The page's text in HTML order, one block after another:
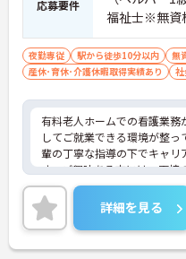
応募要件
福祉士※無資
夜勤専従 駅から徒歩10分以内 無
産休･育休･介護休暇取得実績あり
有料老人ホームでの看護業務
してご就業できる環境が整
輩の丁寧な指導の下でキャリ
す。ご興味ある方には、面接
に詳細をお話致しますのでお
い。
詳細を見る